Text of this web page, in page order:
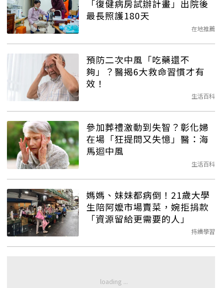
「復健病房試辦計畫」出院後
最長照護180天
在地推薦
預防二次中風「吃藥還不
夠」？醫揭6大救命習慣才有
效！
生活百科
參加葬禮激動到失智？彰化婦
在場「狂提問又失憶」醫：海
馬迴中風
生活百科
媽媽、妹妹都病倒！21歲大學
生陪阿嬤市場賣菜，婉拒捐款
「資源留給更需要的人」
持續學習